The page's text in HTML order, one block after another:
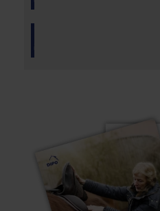
Kapitel 06:
Kapitel 07: